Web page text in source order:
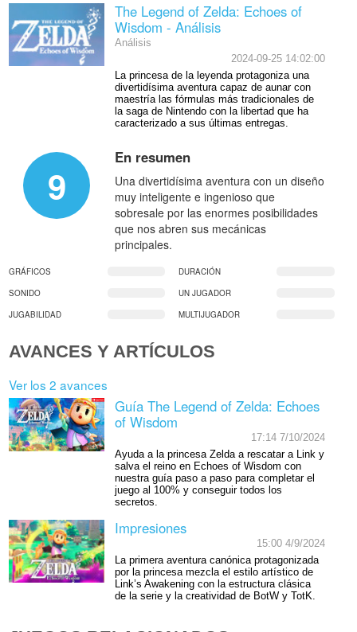
The Legend of Zelda: Echoes of
Wisdom - Análisis
Análisis
2024-09-25 14:02:00
La princesa de la leyenda protagoniza una
divertidísima aventura capaz de aunar con
maestría las fórmulas más tradicionales de
la saga de Nintendo con la libertad que ha
caracterizado a sus últimas entregas.
9
En resumen
Una divertidísima aventura con un diseño
muy inteligente e ingenioso que
sobresale por las enormes posibilidades
que nos abren sus mecánicas
principales.
GRÁFICOS
DURACIÓN
SONIDO
UN JUGADOR
JUGABILIDAD
MULTIJUGADOR
AVANCES Y ARTÍCULOS
Ver los 2 avances
Guía The Legend of Zelda: Echoes
of Wisdom
17:14 7/10/2024
Ayuda a la princesa Zelda a rescatar a Link y
salva el reino en Echoes of Wisdom con
nuestra guía paso a paso para completar el
juego al 100% y conseguir todos los
secretos.
Impresiones
15:00 4/9/2024
La primera aventura canónica protagonizada
por la princesa mezcla el estilo artístico de
Link’s Awakening con la estructura clásica
de la serie y la creatividad de BotW y TotK.